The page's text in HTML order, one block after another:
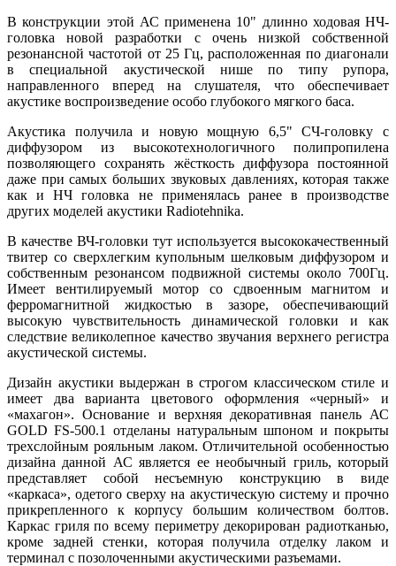
В конструкции этой АС применена 10" длинно ходовая НЧ-
головка новой разработки с очень низкой собственной
резонансной частотой от 25 Гц, расположенная по диагонали
в специальной акустической нише по типу рупора,
направленного вперед на слушателя, что обеспечивает
акустике воспроизведение особо глубокого мягкого баса.
Акустика получила и новую мощную 6,5" СЧ-головку с
диффузором из высокотехнологичного полипропилена
позволяющего сохранять жёсткость диффузора постоянной
даже при самых больших звуковых давлениях, которая также
как и НЧ головка не применялась ранее в производстве
других моделей акустики Radiotehnika.
В качестве ВЧ-головки тут используется высококачественный
твитер со сверхлегким купольным шелковым диффузором и
собственным резонансом подвижной системы около 700Гц.
Имеет вентилируемый мотор со сдвоенным магнитом и
ферромагнитной жидкостью в зазоре, обеспечивающий
высокую чувствительность динамической головки и как
следствие великолепное качество звучания верхнего регистра
акустической системы.
Дизайн акустики выдержан в строгом классическом стиле и
имеет два варианта цветового оформления «черный» и
«махагон». Основание и верхняя декоративная панель АС
GOLD FS-500.1 отделаны натуральным шпоном и покрыты
трехслойным рояльным лаком. Отличительной особенностью
дизайна данной АС является ее необычный гриль, который
представляет собой несъемную конструкцию в виде
«каркаса», одетого сверху на акустическую систему и прочно
прикрепленного к корпусу большим количеством болтов.
Каркас гриля по всему периметру декорирован радиотканью,
кроме задней стенки, которая получила отделку лаком и
терминал с позолоченными акустическими разъемами.